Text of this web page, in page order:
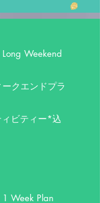
Weekend
クエンドプラ
ィビティー*込
Week Plan